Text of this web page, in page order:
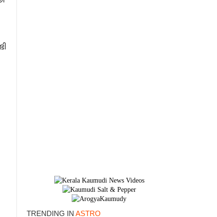
TRENDING IN ASTRO